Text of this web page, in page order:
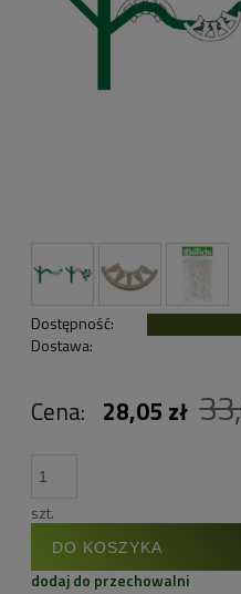
Dostępność:
Dostawa:
Cena nie zawiera
Cena: 28,05 zł
szt.
DO KOSZYKA
dodaj do przechowalni